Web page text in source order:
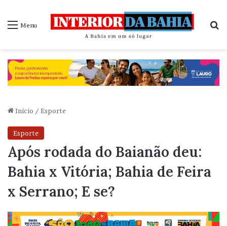
Menu
Início / Esporte
Esporte
Após rodada do Baianão deu:
Bahia x Vitória; Bahia de Feira
x Serrano; E se?